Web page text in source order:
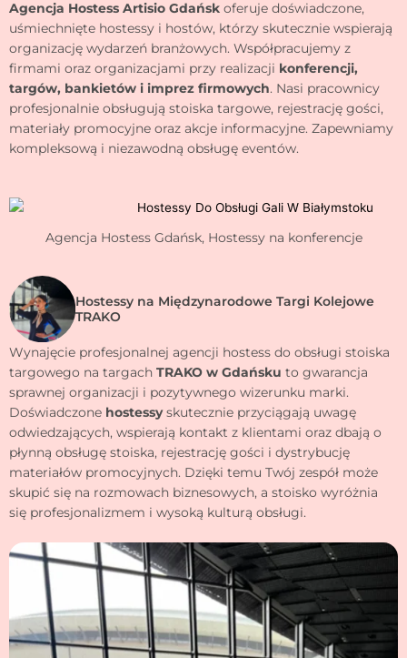
Agencja Hostess Artisio Gdańsk oferuje doświadczone,
uśmiechnięte hostessy i hostów, którzy skutecznie wspierają
organizację wydarzeń branżowych. Współpracujemy z
firmami oraz organizacjami przy realizacji konferencji,
targów, bankietów i imprez firmowych. Nasi pracownicy
profesjonalnie obsługują stoiska targowe, rejestrację gości,
materiały promocyjne oraz akcje informacyjne. Zapewniamy
kompleksową i niezawodną obsługę eventów.
Agencja Hostess Gdańsk, Hostessy na konferencje
Hostessy na Międzynarodowe Targi Kolejowe
TRAKO
Wynajęcie profesjonalnej agencji hostess do obsługi stoiska
targowego na targach TRAKO w Gdańsku to gwarancja
sprawnej organizacji i pozytywnego wizerunku marki.
Doświadczone hostessyskutecznie przyciągają uwagę
odwiedzających, wspierają kontakt z klientami oraz dbają o
płynną obsługę stoiska, rejestrację gości i dystrybucję
materiałów promocyjnych. Dzięki temu Twój zespół może
skupić się na rozmowach biznesowych, a stoisko wyróżnia
się profesjonalizmem i wysoką kulturą obsługi.